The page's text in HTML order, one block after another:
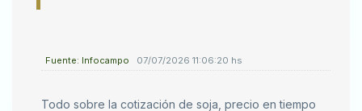
Fuente: Infocampo 07/07/2026 11:06:20 hs
Todo sobre la cotización de soja, precio en tiempo